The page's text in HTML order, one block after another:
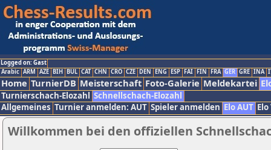
Logged on: Gast
Arabic ARM AZE BIH BUL CAT CHN CRO CZE DEN ENG ESP FAI FIN FRA GER GRE INA
Home TurnierDB Meisterschaft Foto-Galerie Meldekartei
Turnierschach-Elozahl Schnellschach-Elozahl
Allgemeines Turnier anmelden: AUT Spieler anmelden Elo AUT
Willkommen bei den offiziellen